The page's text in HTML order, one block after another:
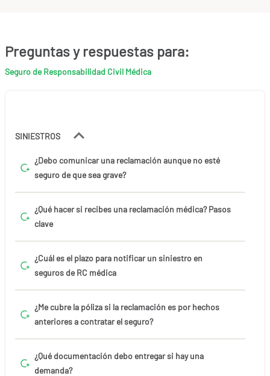
Preguntas y respuestas para:
Seguro de Responsabilidad Civil Médica
SINIESTROS
¿Debo comunicar una reclamación aunque no esté
seguro de que sea grave?
¿Qué hacer si recibes una reclamación médica? Pasos
clave
¿Cuál es el plazo para notificar un siniestro en
seguros de RC médica
¿Me cubre la póliza si la reclamación es por hechos
anteriores a contratar el seguro?
¿Qué documentación debo entregar si hay una
demanda?